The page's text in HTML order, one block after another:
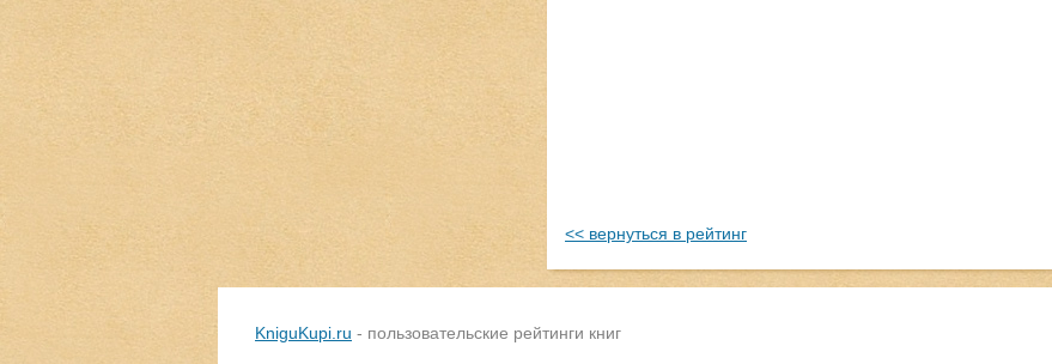
<< вернуться в рейтинг
KniguKupi.ru - пользовательские рейтинги книг